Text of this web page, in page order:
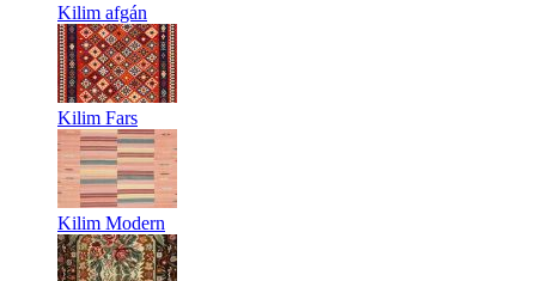
Kilim afgán
Kilim Fars
Kilim Modern